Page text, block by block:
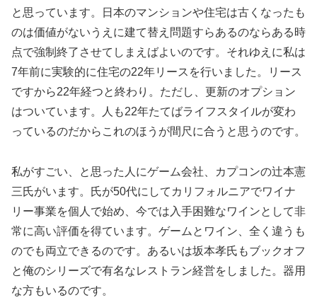
と思っています。日本のマンションや住宅は古くなったも
のは価値がないうえに建て替え問題すらあるのならある時
点で強制終了させてしまえばよいのです。それゆえに私は
7年前に実験的に住宅の22年リースを行いました。リース
ですから22年経つと終わり。ただし、更新のオプション
はついています。人も22年たてばライフスタイルが変わ
っているのだからこれのほうが間尺に合うと思うのです。
私がすごい、と思った人にゲーム会社、カプコンの辻本憲
三氏がいます。氏が50代にしてカリフォルニアでワイナ
リー事業を個人で始め、今では入手困難なワインとして非
常に高い評価を得ています。ゲームとワイン、全く違うも
のでも両立できるのです。あるいは坂本孝氏もブックオフ
と俺のシリーズで有名なレストラン経営をしました。器用
な方もいるのです。